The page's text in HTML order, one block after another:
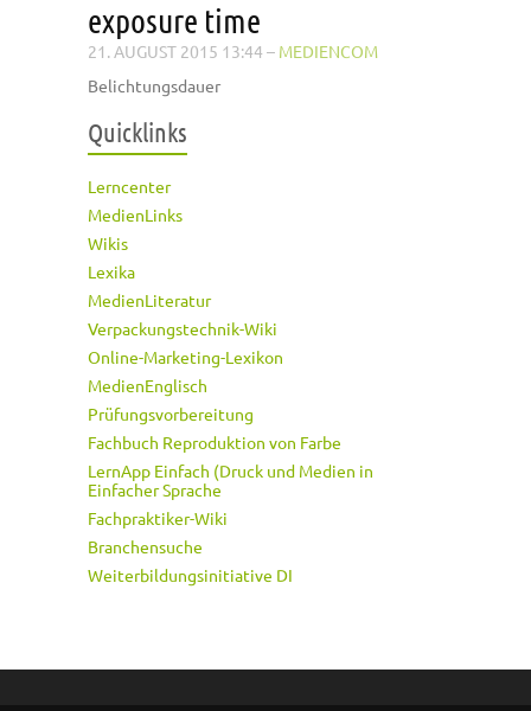
exposure time
21. AUGUST 2015 13:44 – MEDIENCOM
Belichtungsdauer
Quicklinks
Lerncenter
MedienLinks
Wikis
Lexika
MedienLiteratur
Verpackungstechnik-Wiki
Online-Marketing-Lexikon
MedienEnglisch
Prüfungsvorbereitung
Fachbuch Reproduktion von Farbe
LernApp Einfach (Druck und Medien in
Einfacher Sprache
Fachpraktiker-Wiki
Branchensuche
Weiterbildungsinitiative DI